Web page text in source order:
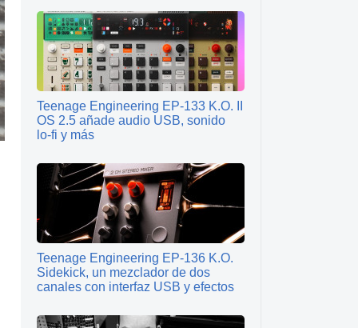
Teenage Engineering EP‑133 K.O. II
OS 2.5 añade audio USB, sonido
lo‑fi y más
Teenage Engineering EP‑136 K.O.
Sidekick, un mezclador de dos
canales con interfaz USB y efectos